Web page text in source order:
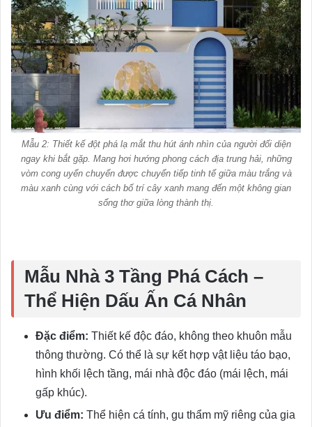
Mẫu 2: Thiết kế đột phá lạ mắt thu hút ánh nhìn của người đối diện
ngay khi bắt gặp. Mang hơi hướng phong cách địa trung hải, những
vòm cong uyển chuyển được chuyển tiếp tinh tế giữa màu trắng và
màu xanh cùng với cách bố trí cây xanh mang đến một không gian
sống thơ giữa lòng thành thị.
Mẫu Nhà 3 Tầng Phá Cách –
Thể Hiện Dấu Ấn Cá Nhân
Đặc điểm: Thiết kế độc đáo, không theo khuôn mẫu
thông thường. Có thể là sự kết hợp vật liệu táo bạo,
hình khối lệch tầng, mái nhà độc đáo (mái lệch, mái
gấp khúc).
Ưu điểm: Thể hiện cá tính, gu thẩm mỹ riêng của gia